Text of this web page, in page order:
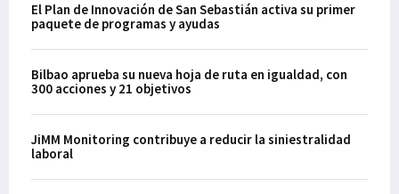
El Plan de Innovación de San Sebastián activa su primer
paquete de programas y ayudas
Bilbao aprueba su nueva hoja de ruta en igualdad, con
300 acciones y 21 objetivos
JiMM Monitoring contribuye a reducir la siniestralidad
laboral